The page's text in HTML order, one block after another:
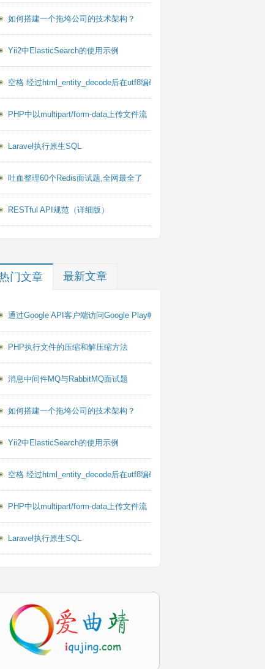
=> 'dodobook'] 的一条数据；
=> 'dodobook'] 的所有数据；
Yii2 查询指定字段
询 user 表里面的所有数据；
询 user 表里面的一条数据；
了内存
>all();
改为年龄 18
':sex' => '1' ]);
如何搭建一个拖垮公司的技术架构？
Yii2中ElasticSearch的使用示例
空格 经过html_entity_decode后在utf8编码下乱码的问题
PHP中以multipart/form-data上传文件流
Laravel执行原生SQL
吐血整理60个Redis面试题,全网最全了
RESTful API规范（详细版）
门文章 最新文章
通过Google API客户端访问Google Play帐户报告PHP库
PHP执行文件的压缩和解压缩方法
消息中间件MQ与RabbitMQ面试题
如何搭建一个拖垮公司的技术架构？
Yii2中ElasticSearch的使用示例
空格 经过html_entity_decode后在utf8编码下乱码的问题
PHP中以multipart/form-data上传文件流
Laravel执行原生SQL